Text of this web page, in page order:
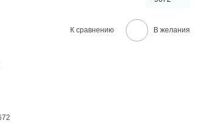
К сравнению В желания